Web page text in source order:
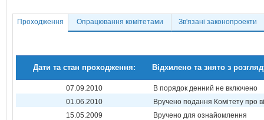
Проходження Опрацювання комітетами Зв'язані законопроекти
Дати та стан проходження: Відхилено та знято з
07.09.2010
В порядок денний не включено
01.06.2010
Вручено подання Комітету про
15.05.2009
Вручено для ознайомлення